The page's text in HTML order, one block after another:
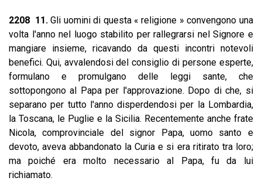
2208 11.Gli uomini di questa « religione » convengono una
volta l'anno nel luogo stabilito per rallegrarsi nel Signore e
mangiare insieme, ricavando da questi incontri notevoli
benefici. Qui, avvalendosi del consiglio di persone esperte,
formulano e promulgano delle leggi sante, che
sottopongono al Papa per l'approvazione. Dopo di che, si
separano per tutto l'anno disperdendosi per la Lombardia,
la Toscana, le Puglie e la Sicilia. Recentemente anche frate
Nicola, comprovinciale del signor Papa, uomo santo e
devoto, aveva abbandonato la Curia e si era ritirato tra loro;
ma poiché era molto necessario al Papa, fu da lui
richiamato.